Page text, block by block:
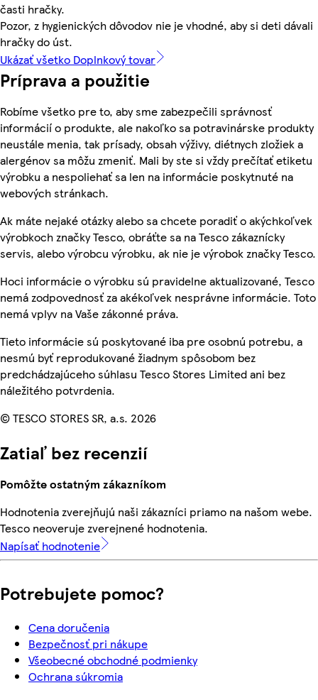
časti hračky.
Pozor, z hygienických dôvodov nie je vhodné, aby si deti dávali
hračky do úst.
Ukázať všetko Doplnkový tovar
Príprava a použitie
Robíme všetko pre to, aby sme zabezpečili správnosť
informácií o produkte, ale nakoľko sa potravinárske produkty
neustále menia, tak prísady, obsah výživy, diétnych zložiek a
alergénov sa môžu zmeniť. Mali by ste si vždy prečítať etiketu
výrobku a nespoliehať sa len na informácie poskytnuté na
webových stránkach.
Ak máte nejaké otázky alebo sa chcete poradiť o akýchkoľvek
výrobkoch značky Tesco, obráťte sa na Tesco zákaznícky
servis, alebo výrobcu výrobku, ak nie je výrobok značky Tesco.
Hoci informácie o výrobku sú pravidelne aktualizované, Tesco
nemá zodpovednosť za akékoľvek nesprávne informácie. Toto
nemá vplyv na Vaše zákonné práva.
Tieto informácie sú poskytované iba pre osobnú potrebu, a
nesmú byť reprodukované žiadnym spôsobom bez
predchádzajúceho súhlasu Tesco Stores Limited ani bez
náležitého potvrdenia.
© TESCO STORES SR, a.s. 2026
Zatiaľ bez recenzií
Pomôžte ostatným zákazníkom
Hodnotenia zverejňujú naši zákazníci priamo na našom webe.
Tesco neoveruje zverejnené hodnotenia.
Napísať hodnotenie
Potrebujete pomoc?
Cena doručenia
Bezpečnosť pri nákupe
Všeobecné obchodné podmienky
Ochrana súkromia